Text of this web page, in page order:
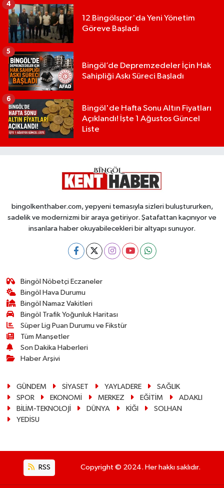
12 Bingölspor'da Yeni Yönetim
Göreve Başladı
4
Bingöl’de Depremzedeler İçin Hak
Sahipliği Askı Süreci Başladı
5
Bingöl'de Hafta Sonu Altın Fiyatları
Açıklandı! İşte 1 Ağustos Güncel
Liste
6
bingolkenthaber.com, yepyeni temasıyla sizleri buluştururken,
sadelik ve modernizmi bir araya getiriyor. Şatafattan kaçınıyor ve
insanlara haber okuyabilecekleri bir altyapı sunuyor.
Bingöl Nöbetçi Eczaneler
Bingöl Hava Durumu
Bingöl Namaz Vakitleri
Bingöl Trafik Yoğunluk Haritası
Süper Lig Puan Durumu ve Fikstür
Tüm Manşetler
Son Dakika Haberleri
Haber Arşivi
GÜNDEM SİYASET YAYLADERE
SAĞLIK
SPOR
EKONOMİ MERKEZ EĞİTİM
ADAKLI
BİLİM-TEKNOLOJİ
DÜNYA KİĞI
SOLHAN
YEDİSU
RSS Copyright © 2024. Her hakkı saklıdır.